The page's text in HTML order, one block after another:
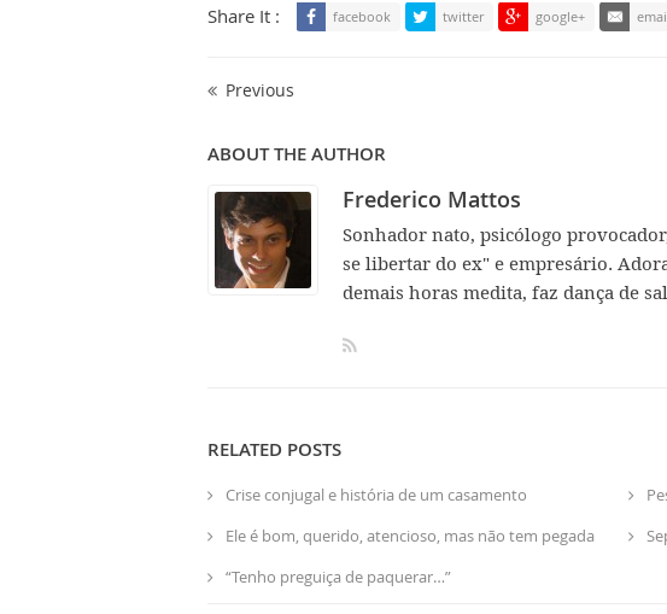
Share It : facebook twitter google+
Previous
ABOUT THE AUTHOR
Frederico Mattos
Sonhador nato, psicólogo
se libertar do ex" e empresário.
demais horas medita, faz dança de
RELATED POSTS
Crise conjugal e história de um casamento
Ele é bom, querido, atencioso, mas não tem pegada
“Tenho preguiça de paquerar…”